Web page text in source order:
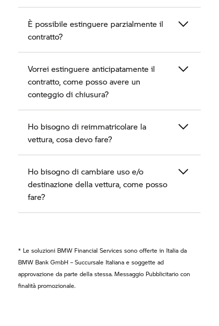
È possibile estinguere parzialmente il
contratto?
Vorrei estinguere anticipatamente il
contratto, come posso avere un
conteggio di chiusura?
Ho bisogno di reimmatricolare la
vettura, cosa devo fare?
Ho bisogno di cambiare uso e/o
destinazione della vettura, come posso
fare?
* Le soluzioni BMW Financial Services sono offerte in Italia da
BMW Bank GmbH – Succursale Italiana e soggette ad
approvazione da parte della stessa. Messaggio Pubblicitario con
finalità promozionale.